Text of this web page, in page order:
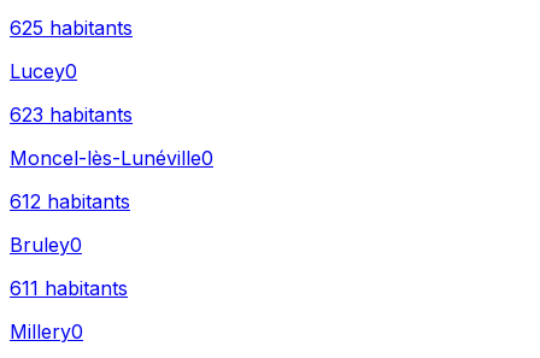
625 habitants
Lucey0
623 habitants
Moncel-lès-Lunéville0
612 habitants
Bruley0
611 habitants
Millery0